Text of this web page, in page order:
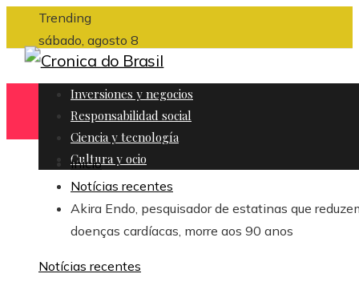
Trending
sábado, agosto 8
Inversiones y negocios
Responsabilidad social
Ciencia y tecnología
Cultura y ocio
Inicio
Notícias recentes
Akira Endo, pesquisador de estatinas que
doenças cardíacas, morre aos 90 anos
Notícias recentes